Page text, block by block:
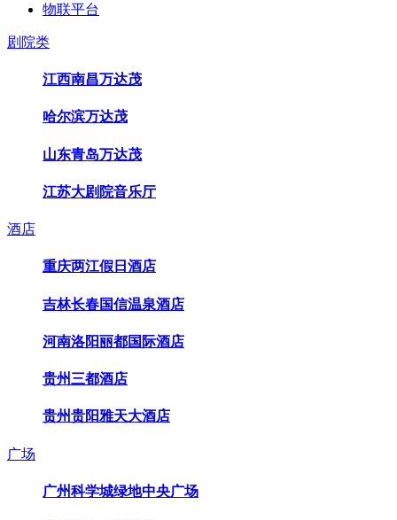
物联平台
剧院类
江西南昌万达茂
哈尔滨万达茂
山东青岛万达茂
江苏大剧院音乐厅
酒店
重庆两江假日酒店
吉林长春国信温泉酒店
河南洛阳丽都国际酒店
贵州三都酒店
贵州贵阳雅天大酒店
广场
广州科学城绿地中央广场